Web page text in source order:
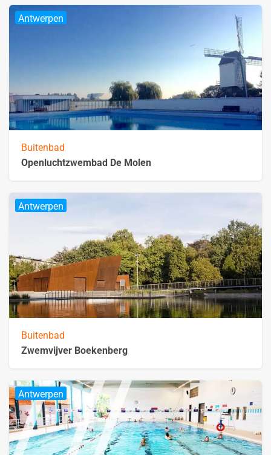
Antwerpen
Buitenbad
Openluchtzwembad De Molen
Antwerpen
Buitenbad
Zwemvijver Boekenberg
Antwerpen